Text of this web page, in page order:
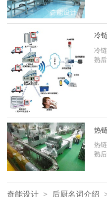
冷
冷
熟
热
热
熟
奇能设计 > 后厨名词介绍